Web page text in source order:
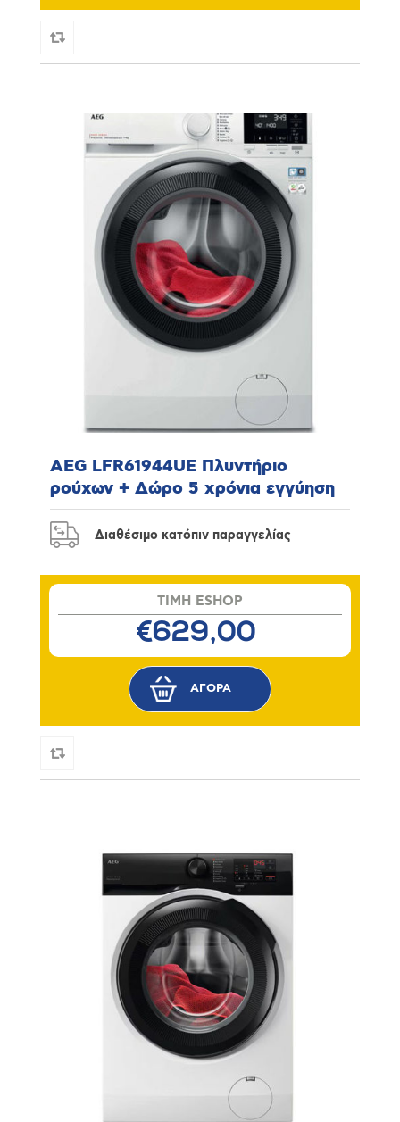
AEG LFR61944UE Πλυντήριο
ρούχων + Δώρο 5 χρόνια εγγύηση
Διαθέσιμο κατόπιν παραγγελίας
TIMH ESHOP
€629,00